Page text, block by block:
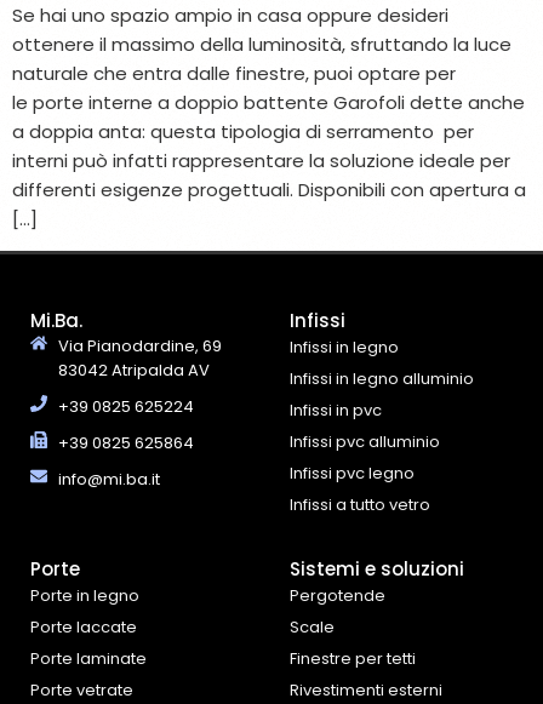
Se hai uno spazio ampio in casa oppure desideri
ottenere il massimo della luminosità, sfruttando la luce
naturale che entra dalle finestre, puoi optare per
le porte interne a doppio battente Garofoli dette anche
a doppia anta: questa tipologia di serramento per
interni può infatti rappresentare la soluzione ideale per
differenti esigenze progettuali. Disponibili con apertura a
[…]
Mi.Ba.
Via Pianodardine, 69
83042 Atripalda AV
+39 0825 625224
+39 0825 625864
info@mi.ba.it
Infissi
Infissi in legno
Infissi in legno alluminio
Infissi in pvc
Infissi pvc alluminio
Infissi pvc legno
Infissi a tutto vetro
Porte
Porte in legno
Porte laccate
Porte laminate
Porte vetrate
Sistemi e soluzioni
Pergotende
Scale
Finestre per tetti
Rivestimenti esterni